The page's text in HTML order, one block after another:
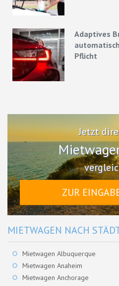
Adaptives
Pflicht
Jetzt
ZUR
MIETWAGEN NACH
Mietwagen Albuquerque
Mietwagen Anaheim
Mietwagen Anchorage